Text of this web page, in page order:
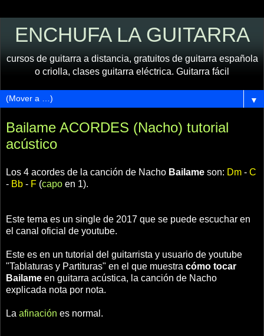
ENCHUFA LA GUITARRA
cursos de guitarra a distancia, gratuitos de guitarra española
o criolla, clases guitarra eléctrica. Guitarra fácil
▼
Bailame ACORDES (Nacho) tutorial
acústico
Los 4 acordes de la canción de Nacho Bailame son: Dm - C
- Bb - F (capo en 1).
Este tema es un single de 2017 que se puede escuchar en
el canal oficial de youtube.
Este es en un tutorial del guitarrista y usuario de youtube
"Tablaturas y Partituras" en el que muestra cómo tocar
Bailame en guitarra acústica, la canción de Nacho
explicada nota por nota.
La afinación es normal.